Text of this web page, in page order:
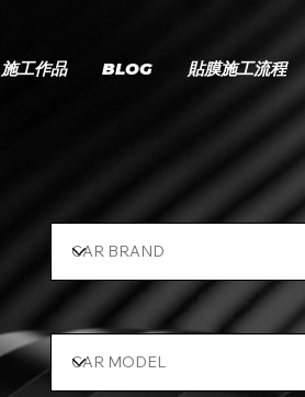
施工作品 BLOG 貼膜施工流程